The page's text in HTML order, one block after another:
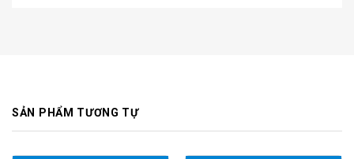
SẢN PHẨM TƯƠNG TỰ